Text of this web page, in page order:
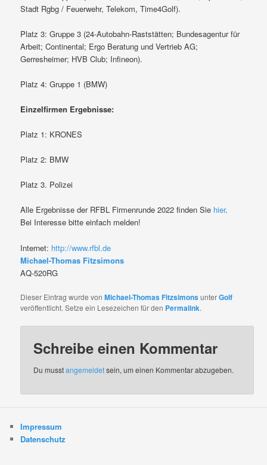
Stadt Rgbg / Feuerwehr, Telekom, Time4Golf).
Platz 3: Gruppe 3 (24-Autobahn-Raststätten; Bundesagentur für
Arbeit; Continental; Ergo Beratung und Vertrieb AG;
Gerresheimer; HVB Club; Infineon).
Platz 4: Gruppe 1 (BMW)
Einzelfirmen Ergebnisse:
Platz 1: KRONES
Platz 2: BMW
Platz 3. Polizei
Alle Ergebnisse der RFBL Firmenrunde 2022 finden Sie hier.
Bei Interesse bitte einfach melden!
Internet: http://www.rfbl.de
Michael-Thomas Fitzsimons
AQ-520RG
Dieser Eintrag wurde vonMichael-Thomas FitzsimonsunterGolf
veröffentlicht. Setze ein Lesezeichen für den Permalink.
Schreibe einen Kommentar
Du musstangemeldetsein, um einen Kommentar abzugeben.
Impressum
Datenschutz